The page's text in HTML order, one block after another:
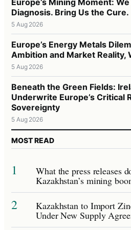
Diagnosis. Bring Us the Cure.
5 Aug 2026
Europe’s Energy Metals
Ambition and Market Reality,
5 Aug 2026
Beneath the Green Fields:
Underwrite Europe’s Critical
Sovereignty
5 Aug 2026
MOST READ
1 What the press releases
Kazakhstan’s mining
2 Kazakhstan to Import
Under New Supply